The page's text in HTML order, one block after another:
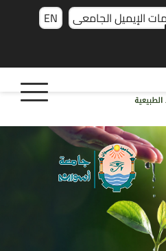
EN الإيميل الجامعى